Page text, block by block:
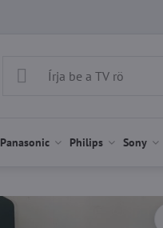
Panasonic Philips Sony